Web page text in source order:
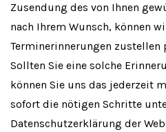
Zusendung des von Ihnen
nach Ihrem Wunsch, können
Terminerinnerungen zustellen
Sollten Sie eine solche
können Sie uns das jederzeit
sofort die nötigen Schritte
Datenschutzerklärung der